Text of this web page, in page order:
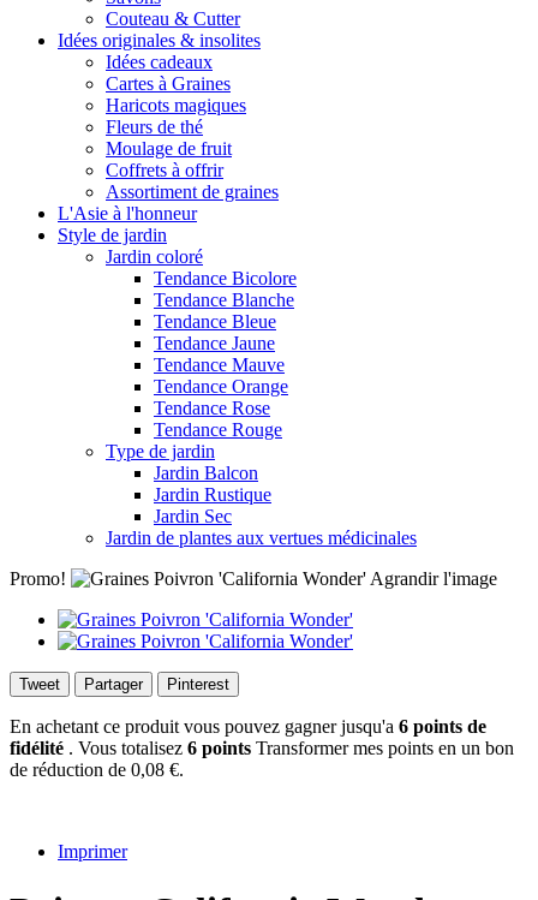
Couteau & Cutter
Idées originales & insolites
Idées cadeaux
Cartes à Graines
Haricots magiques
Fleurs de thé
Moulage de fruit
Coffrets à offrir
Assortiment de graines
L'Asie à l'honneur
Style de jardin
Jardin coloré
Tendance Bicolore
Tendance Blanche
Tendance Bleue
Tendance Jaune
Tendance Mauve
Tendance Orange
Tendance Rose
Tendance Rouge
Type de jardin
Jardin Balcon
Jardin Rustique
Jardin Sec
Jardin de plantes aux vertues médicinales
Promo!
Agrandir l'image
Tweet Partager Pinterest
En achetant ce produit vous pouvez gagner jusqu'a 6 points de
fidélité . Vous totalisez 6 points Transformer mes points en un bon
de réduction de 0,08 €.
Imprimer